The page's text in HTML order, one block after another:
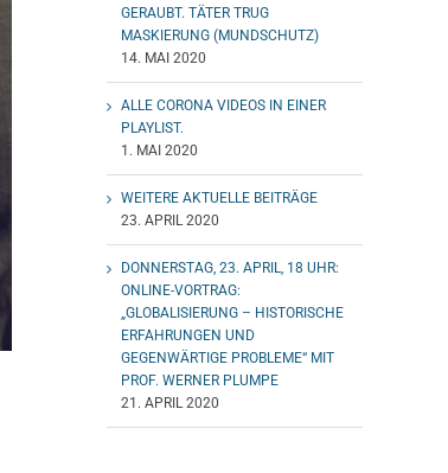
GERAUBT. TÄTER TRUG
MASKIERUNG (MUNDSCHUTZ)
14. MAI 2020
ALLE CORONA VIDEOS IN EINER
PLAYLIST.
1. MAI 2020
WEITERE AKTUELLE BEITRÄGE
23. APRIL 2020
DONNERSTAG, 23. APRIL, 18 UHR:
ONLINE-VORTRAG:
„GLOBALISIERUNG – HISTORISCHE
ERFAHRUNGEN UND
GEGENWÄRTIGE PROBLEME“ MIT
PROF. WERNER PLUMPE
21. APRIL 2020